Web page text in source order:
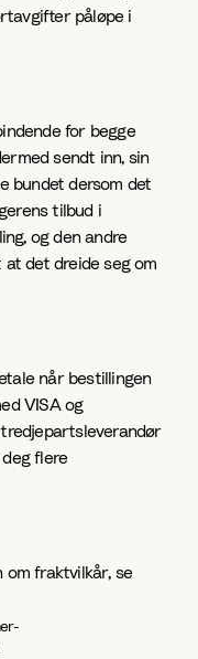
påløpe i
for begge
sendt inn, sin
bundet dersom det
tilbud i
og den andre
det dreide seg om
når bestillingen
VISA og
flere
fraktvilkår, se